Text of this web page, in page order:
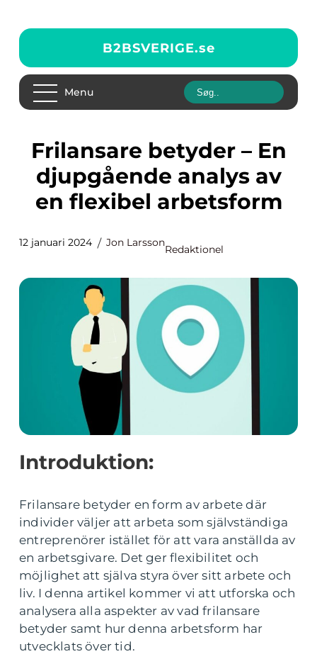
B2BSVERIGE.se
Menu
Frilansare betyder – En
djupgående analys av
en flexibel arbetsform
12 januari 2024 Jon Larsson
Redaktionel
Introduktion:
Frilansare betyder en form av arbete där
individer väljer att arbeta som självständiga
entreprenörer istället för att vara anställda av
en arbetsgivare. Det ger flexibilitet och
möjlighet att själva styra över sitt arbete och
liv. I denna artikel kommer vi att utforska och
analysera alla aspekter av vad frilansare
betyder samt hur denna arbetsform har
utvecklats över tid.